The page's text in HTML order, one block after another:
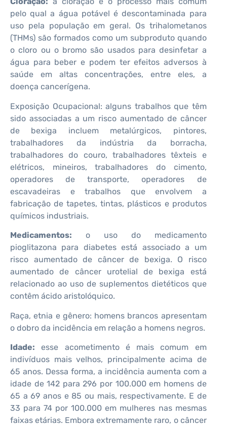
pelo qual a água potável é descontaminada para
uso pela população em geral. Os trihalometanos
(THMs) são formados como um subproduto quando
o cloro ou o bromo são usados ​​para desinfetar a
água para beber e podem ter efeitos adversos à
saúde em altas concentrações, entre eles, a
doença cancerígena.
Exposição Ocupacional: alguns trabalhos que têm
sido associadas a um risco aumentado de câncer
de bexiga incluem metalúrgicos, pintores,
trabalhadores da indústria da borracha,
trabalhadores do couro, trabalhadores têxteis e
elétricos, mineiros, trabalhadores do cimento,
operadores de transporte, operadores de
escavadeiras e trabalhos que envolvem a
fabricação de tapetes, tintas, plásticos e produtos
químicos industriais.
Medicamentos: o uso do medicamento
pioglitazona para diabetes está associado a um
risco aumentado de câncer de bexiga. O risco
aumentado de câncer urotelial de bexiga está
relacionado ao uso de suplementos dietéticos que
contêm ácido aristolóquico.
Raça, etnia e gênero: homens brancos apresentam
o dobro da incidência em relação a homens negros.
Idade: esse acometimento é mais comum em
indivíduos mais velhos, principalmente acima de
65 anos. Dessa forma, a incidência aumenta com a
idade de 142 para 296 por 100.000 em homens de
65 a 69 anos e 85 ou mais, respectivamente. E de
33 para 74 por 100.000 em mulheres nas mesmas
faixas etárias. Embora extremamente raro, o câncer